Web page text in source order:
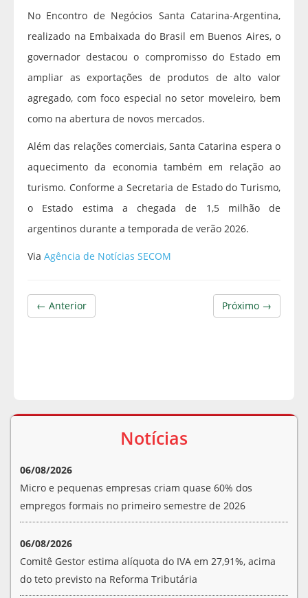
No Encontro de Negócios Santa Catarina-Argentina,
realizado na Embaixada do Brasil em Buenos Aires, o
governador destacou o compromisso do Estado em
ampliar as exportações de produtos de alto valor
agregado, com foco especial no setor moveleiro, bem
como na abertura de novos mercados.
Além das relações comerciais, Santa Catarina espera o
aquecimento da economia também em relação ao
turismo. Conforme a Secretaria de Estado do Turismo,
o Estado estima a chegada de 1,5 milhão de
argentinos durante a temporada de verão 2026.
Via Agência de Notícias SECOM
Próximo →
← Anterior
Notícias
06/08/2026
Micro e pequenas empresas criam quase 60% dos
empregos formais no primeiro semestre de 2026
06/08/2026
Comitê Gestor estima alíquota do IVA em 27,91%, acima
do teto previsto na Reforma Tributária